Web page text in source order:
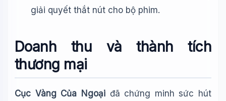
giải quyết thắt nút cho bộ phim.
Doanh thu và thành tích
thương mại
Cục Vàng Của Ngoạiđã chứng minh sức hút